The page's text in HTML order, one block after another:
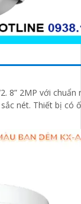
8” 2MP với chuẩn
và tốc độ khung hình 25/30fps, cho hình